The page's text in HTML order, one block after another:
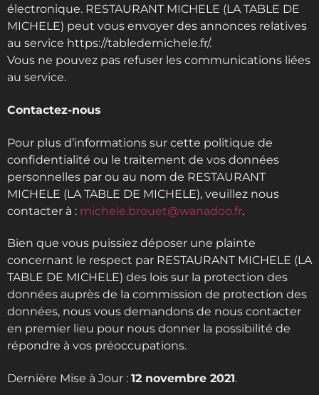
électronique. RESTAURANT MICHELE (LA TABLE DE
MICHELE) peut vous envoyer des annonces relatives
au service https://tabledemichele.fr/.
Vous ne pouvez pas refuser les communications liées
au service.
Contactez-nous
Pour plus d’informations sur cette politique de
confidentialité ou le traitement de vos données
personnelles par ou au nom de RESTAURANT
MICHELE (LA TABLE DE MICHELE), veuillez nous
contacter à : michele.brouet@wanadoo.fr.
Bien que vous puissiez déposer une plainte
concernant le respect par RESTAURANT MICHELE (LA
TABLE DE MICHELE) des lois sur la protection des
données auprès de la commission de protection des
données, nous vous demandons de nous contacter
en premier lieu pour nous donner la possibilité de
répondre à vos préoccupations.
Dernière Mise à Jour : 12 novembre 2021.